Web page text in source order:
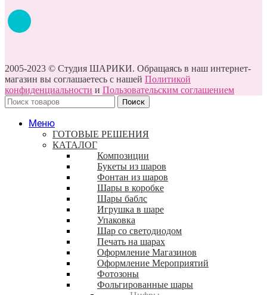
2005-2023 © Студия ШАРИКИ. Обращаясь в наш интернет-
магазин вы соглашаетесь с нашей Политикой
конфиденциальности и Пользовательским соглашением
Поиск
Меню
ГОТОВЫЕ РЕШЕНИЯ
КАТАЛОГ
Композиции
Букеты из шаров
Фонтан из шаров
Шары в коробке
Шары баблс
Игрушка в шаре
Упаковка
Шар со светодиодом
Печать на шарах
Оформление Магазинов
Оформление Мероприятий
Фотозоны
Фольгированные шары